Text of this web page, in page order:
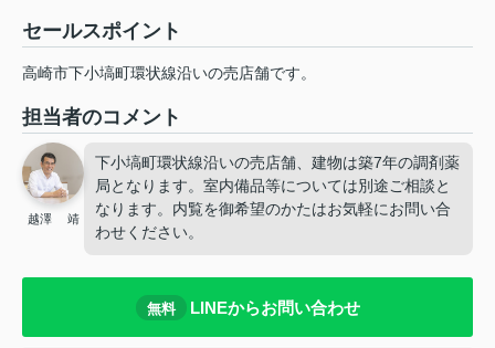
セールスポイント
高崎市下小塙町環状線沿いの売店舗です。
担当者のコメント
越澤 靖
下小塙町環状線沿いの売店舗、建物は築7年の調剤薬
局となります。室内備品等については別途ご相談と
なります。内覧を御希望のかたはお気軽にお問い合
わせください。
無料 LINEからお問い合わせ